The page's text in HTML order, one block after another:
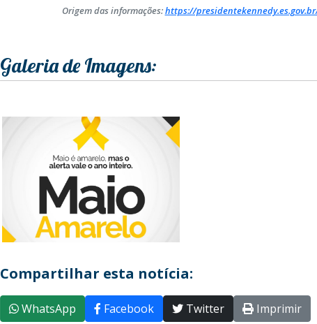
Origem das informações:https://
Galeria de Imagens:
Compartilhar esta notícia:
WhatsApp Facebook Twitter Imprimir